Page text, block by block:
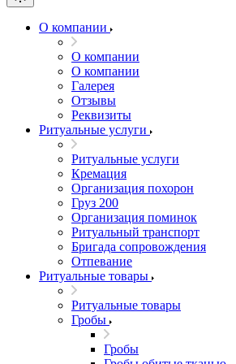
О компании
О компании
О компании
Галерея
Отзывы
Реквизиты
Ритуальные услуги
Ритуальные услуги
Кремация
Организация похорон
Груз 200
Организация поминок
Ритуальный транспорт
Бригада сопровождения
Отпевание
Ритуальные товары
Ритуальные товары
Гробы
Гробы